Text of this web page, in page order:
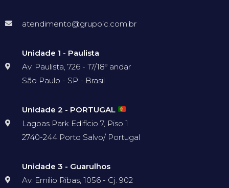
atendimento@grupoic.com.br
Unidade 1 - Paulista
Av. Paulista, 726 - 17/18º andar
São Paulo - SP - Brasil
Unidade 2 - PORTUGAL
Lagoas Park Edifício 7, Piso 1
2740-244 Porto Salvo/ Portugal
Unidade 3 - Guarulhos
Av. Emílio Ribas, 1056 - Cj. 902